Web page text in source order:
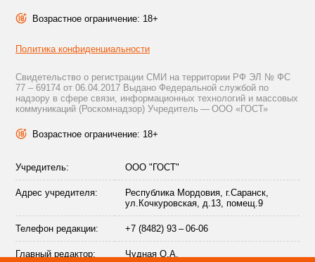
Возрастное ограничение: 18+
Политика конфиденциальности
Свидетельство о регистрации СМИ на территории РФ ЭЛ № ФС
77 – 69174 от 06.04.2017 Выдано Федеральной службой по
надзору в сфере связи, информационных технологий и массовых
коммуникаций (Роскомнадзор) Учредитель — ООО «ГОСТ»
Возрастное ограничение: 18+
Учредитель: ООО "ГОСТ"
Адрес учредителя:
Республика Мордовия, г.Саранск,
ул.Кочкуровская, д.13, помещ.9
Телефон редакции: +7 (8482) 93 – 06-06
Главный редактор: Чудная О.А.